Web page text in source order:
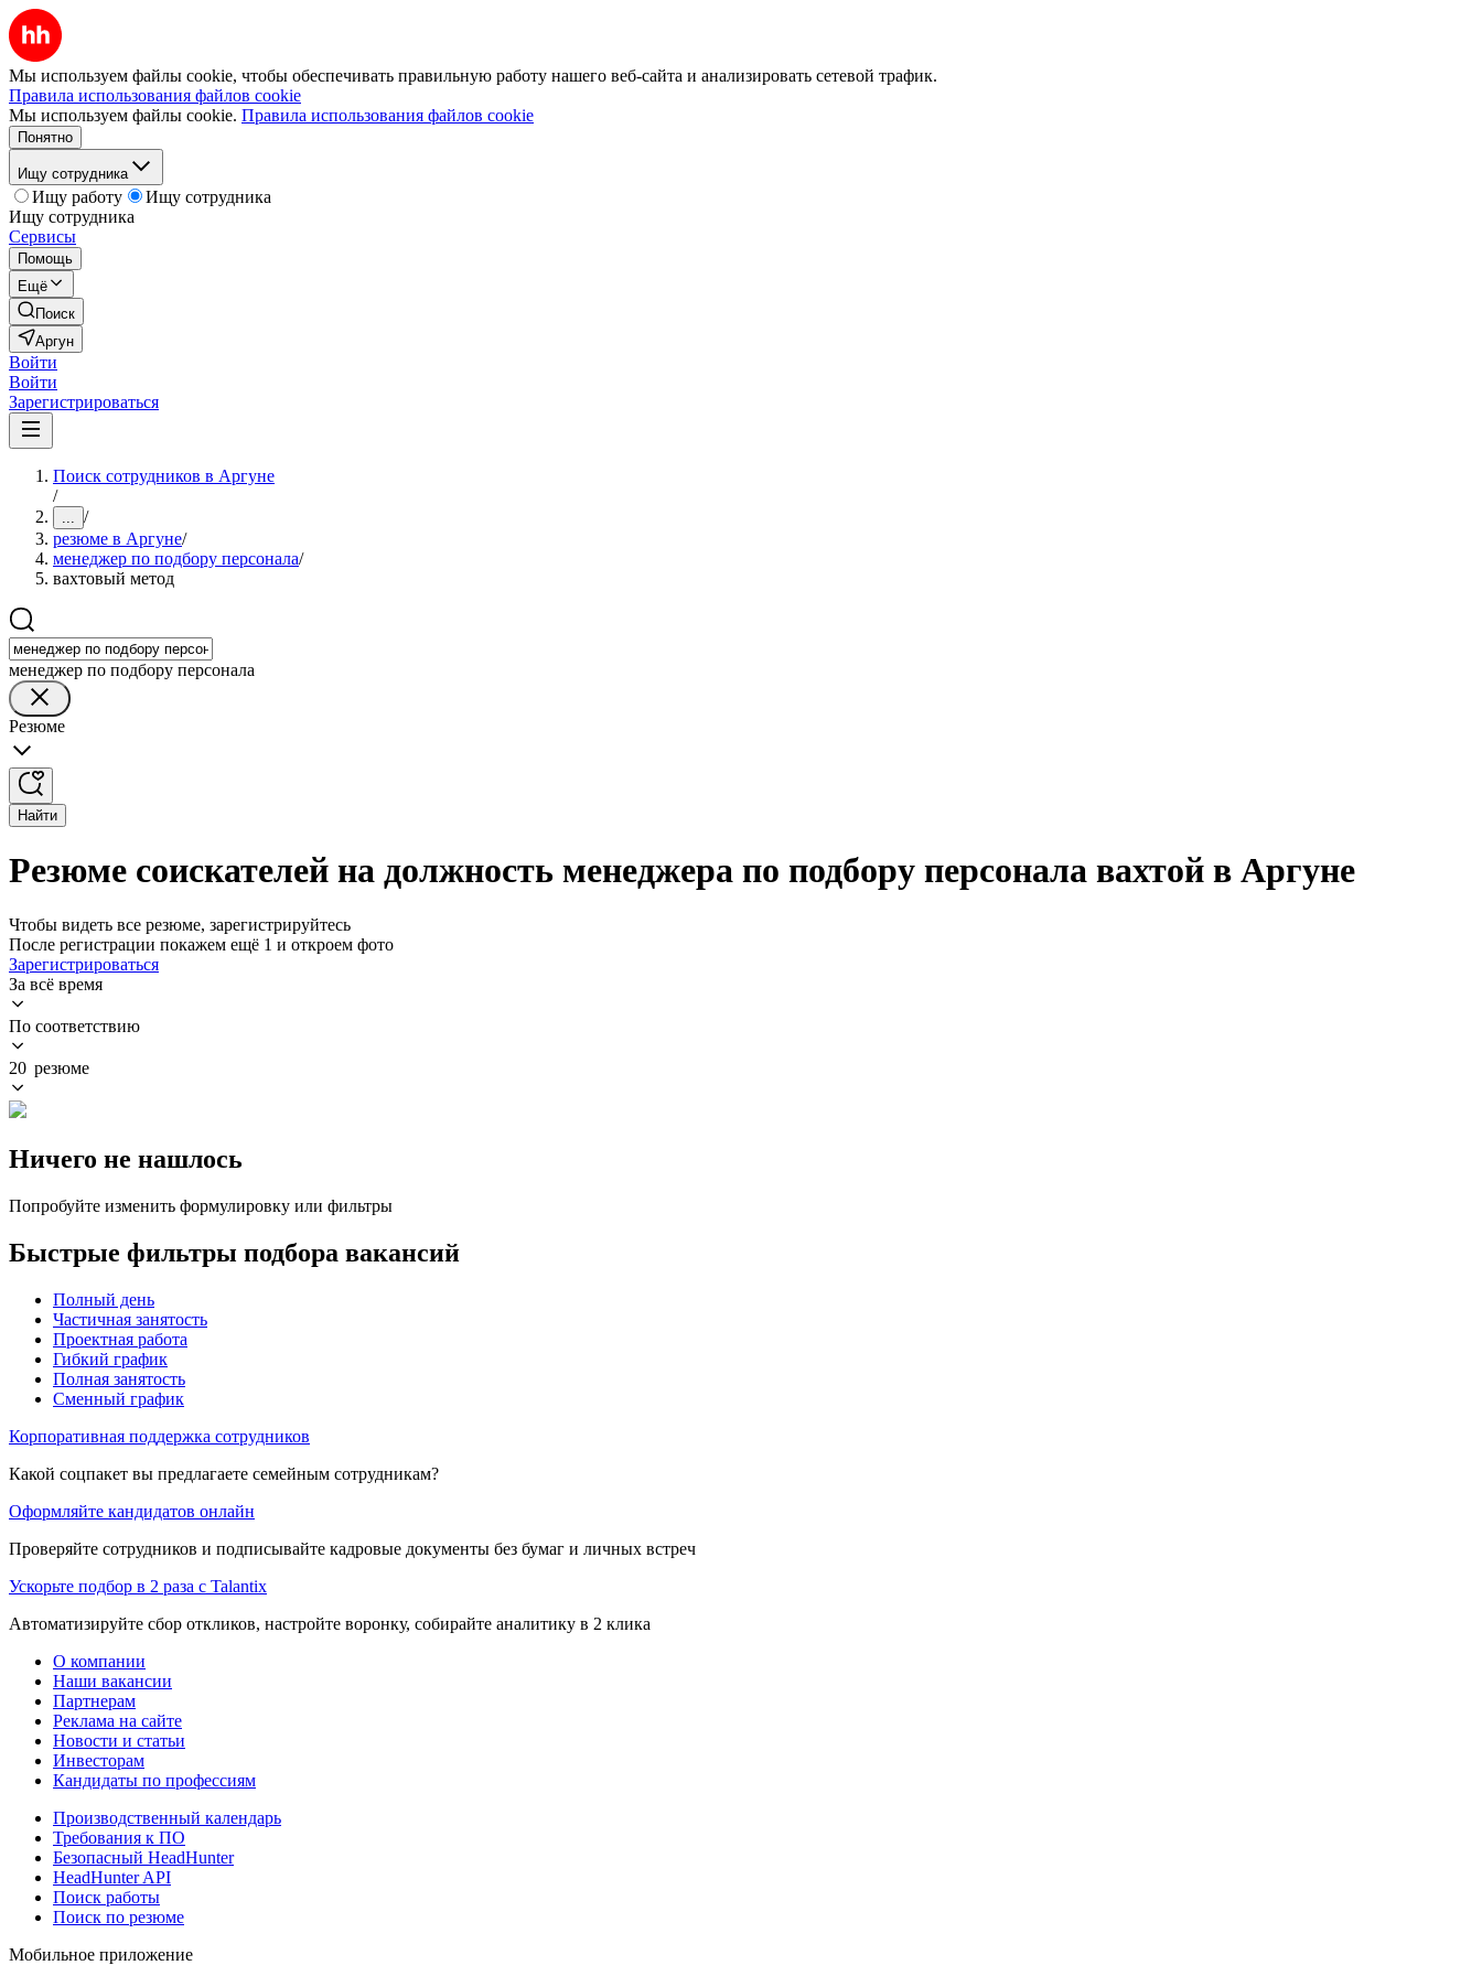
Мы используем файлы cookie, чтобы обеспечивать правильную работу нашего веб-сайта и анализировать сетевой трафик.
Правила использования файлов cookie
Мы используем файлы cookie. Правила использования файлов cookie
Понятно
Ищу сотрудника
Ищу работу
Ищу сотрудника
Ищу сотрудника
Сервисы
Помощь
Ещё
Поиск
Аргун
Войти
Войти
Зарегистрироваться
Поиск сотрудников в Аргуне
/
... /
резюме в Аргуне/
менеджер по подбору персонала/
вахтовый метод
менеджер по подбору персонала
Резюме
Найти
Резюме соискателей на должность менеджера по подбору персонала вахтой в Аргуне
Чтобы видеть все резюме, зарегистрируйтесь
После регистрации покажем ещё 1 и откроем фото
Зарегистрироваться
За всё время
По соответствию
20 резюме
Ничего не нашлось
Попробуйте изменить формулировку или фильтры
Быстрые фильтры подбора вакансий
Полный день
Частичная занятость
Проектная работа
Гибкий график
Полная занятость
Сменный график
Корпоративная поддержка сотрудников
Какой соцпакет вы предлагаете семейным сотрудникам?
Оформляйте кандидатов онлайн
Проверяйте сотрудников и подписывайте кадровые документы без бумаг и личных встреч
Ускорьте подбор в 2 раза с Talantix
Автоматизируйте сбор откликов, настройте воронку, собирайте аналитику в 2 клика
О компании
Наши вакансии
Партнерам
Реклама на сайте
Новости и статьи
Инвесторам
Кандидаты по профессиям
Производственный календарь
Требования к ПО
Безопасный HeadHunter
HeadHunter API
Поиск работы
Поиск по резюме
Мобильное приложение